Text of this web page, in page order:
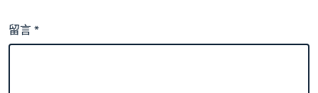
留言*